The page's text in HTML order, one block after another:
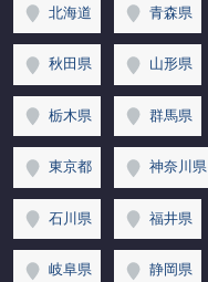
北海道 青森県
秋田県 山形県
栃木県 群馬県
東京都 神奈川県
石川県 福井県
岐阜県 静岡県